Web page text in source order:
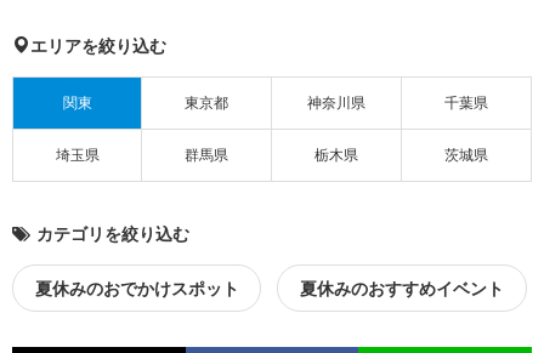
エリアを絞り込む
関東 東京都 神奈川県 千葉県
埼玉県 群馬県 栃木県 茨城県
カテゴリを絞り込む
夏休みのおでかけスポット 夏休みのおすすめイベント